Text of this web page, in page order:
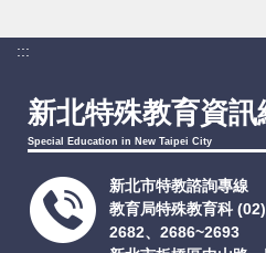
:::
新北特殊教育資訊
Special Education in New Taipei City
新北市特教諮詢專線
教育局特殊教育科
2682、2686~2693